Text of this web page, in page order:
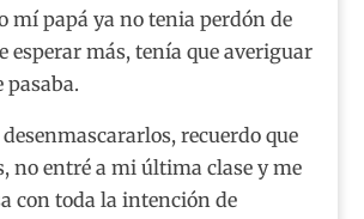
mí papá ya no tenia perdón de
esperar más, tenía que averiguar
pasaba.
recuerdo que
no entré a mi última clase y me
con toda la intención de